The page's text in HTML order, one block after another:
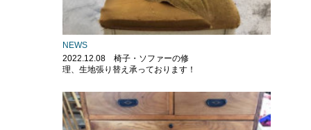
NEWS
2022.12.08 椅子・ソファーの修
理、生地張り替え承っております！